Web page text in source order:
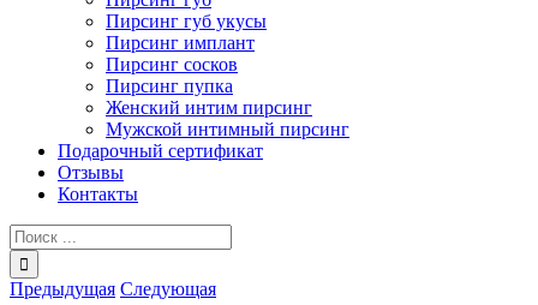
Пирсинг губ укусы
Пирсинг имплант
Пирсинг сосков
Пирсинг пупка
Женский интим пирсинг
Мужской интимный пирсинг
Подарочный сертификат
Отзывы
Контакты
Результат
поиска:
Предыдущая Следующая